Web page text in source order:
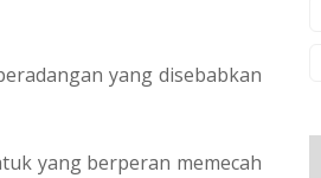
yang disebabkan
yang berperan memecah